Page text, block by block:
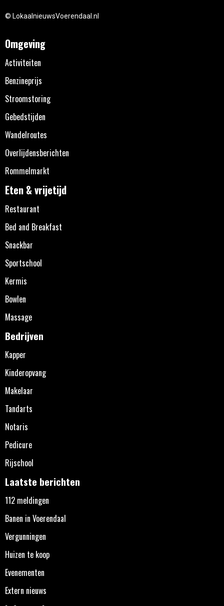
© LokaalnieuwsVoerendaal.nl
Omgeving
Activiteiten
Benzineprijs
Stroomstoring
Gebedstijden
Wandelroutes
Overlijdensberichten
Rommelmarkt
Eten & vrijetijd
Restaurant
Bed and Breakfast
Snackbar
Sportschool
Kermis
Bowlen
Massage
Bedrijven
Kapper
Kinderopvang
Makelaar
Tandarts
Notaris
Pedicure
Rijschool
Laatste berichten
112 meldingen
Banen in Voerendaal
Vergunningen
Huizen te koop
Evenementen
Extern nieuws